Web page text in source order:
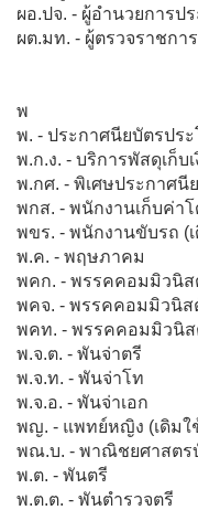
ผอ.ปจ. - ผู้อำนวยการป
ผต.มท. - ผู้ตรวจราชกา
พ
พ. - ประกาศนียบัตรปร
พ.ก.ง. - บริการพัสดุเก็บ
พ.กศ. - พิเศษประกาศนี
พกส. - พนักงานเก็บค่าโ
พขร. - พนักงานขับรถ (
พ.ค. - พฤษภาคม
พคก. - พรรคคอมมิวนิ
พคจ. - พรรคคอมมิวนิส
พคท. - พรรคคอมมิวนิส
พ.จ.ต. - พันจ่าตรี
พ.จ.ท. - พันจ่าโท
พ.จ.อ. - พันจ่าเอก
พญ. - แพทย์หญิง (เดิมใ
พณ.บ. - พาณิชยศาสต
พ.ต. - พันตรี
พ.ต.ต. - พันตำรวจตรี